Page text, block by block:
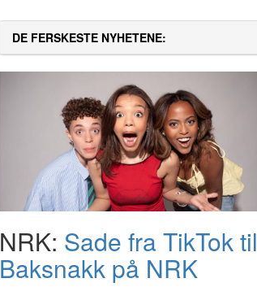
DE FERSKESTE NYHETENE:
NRK: Sade fra TikTok til
Baksnakk på NRK